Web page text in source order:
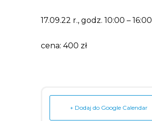
17.09.22 r., godz. 10:00 – 16:00
cena: 400 zł
+ Dodaj do Google Calendar